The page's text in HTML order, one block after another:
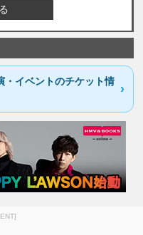
・イベントのチケット情